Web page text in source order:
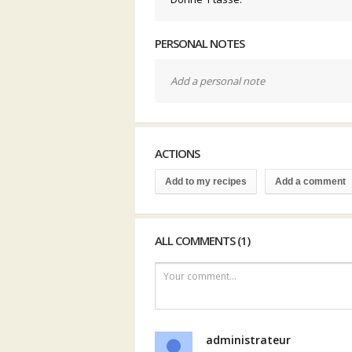
PERSONAL NOTES
Add a personal note
ACTIONS
Add to my recipes Add a comment
ALL COMMENTS (1)
Your comment...
administrateur